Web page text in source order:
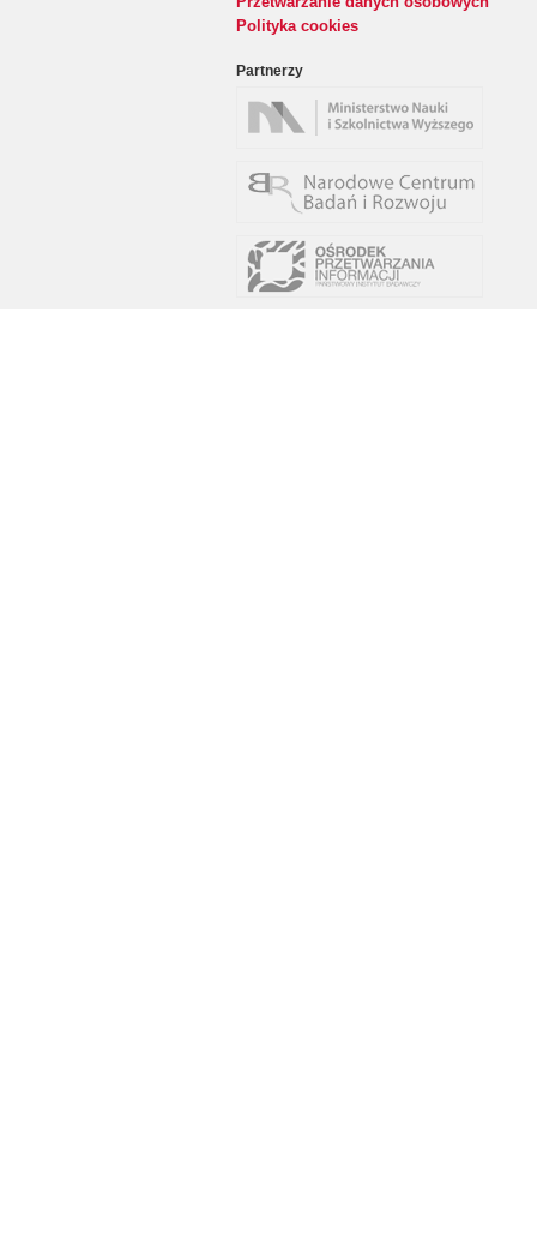
Polityka cookies
Partnerzy